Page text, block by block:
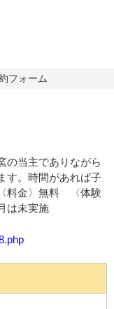
フォーム
の当主でありながら
す。時間があれば子
料金〉無料 〈体験
は未実施